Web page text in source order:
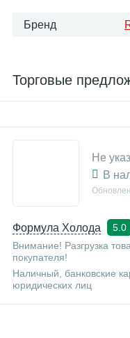
Бренд
Торговые
Формула Холода 5.0
Внимание! Разгрузка
покупателя!
Наличный, банковские
юридических лиц
Не
В